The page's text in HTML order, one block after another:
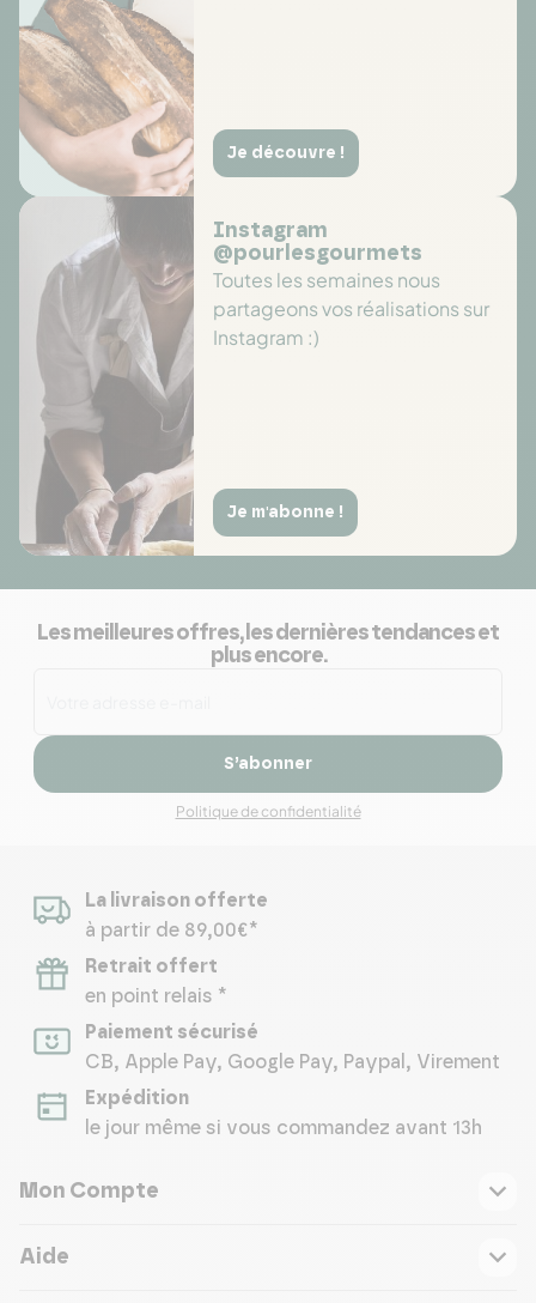
Je découvre !
Instagram
@pourlesgourmets
Toutes les semaines nous
partageons vos réalisations sur
Instagram :)
Je m'abonne !
Les meilleures offres, les dernières tendances et
plus encore.
S’abonner
Politique de confidentialité
La livraison offerte
à partir de 89,00€*
Retrait offert
en point relais *
Paiement sécurisé
CB, Apple Pay, Google Pay, Paypal, Virement
Expédition
le jour même si vous commandez avant 13h
Mon Compte
Aide